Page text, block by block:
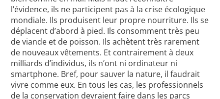
l’évidence, ils ne participent pas à la crise écologique
mondiale. Ils produisent leur propre nourriture. Ils se
déplacent d’abord à pied. Ils consomment très peu
de viande et de poisson. Ils achètent très rarement
de nouveaux vêtements. Et contrairement à deux
milliards d’individus, ils n’ont ni ordinateur ni
smartphone. Bref, pour sauver la nature, il faudrait
vivre comme eux. En tous les cas, les professionnels
de la conservation devraient faire dans les parcs